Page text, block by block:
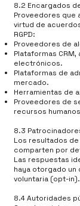
8.2 Encargados
Proveedores que
virtud de
RGPD:
Proveedores de
Plataformas
electrónicos.
Plataformas de
mercado.
Herramientas de
Proveedores de
recursos
8.3
Los resultados
comparten por
Las respuestas
haya otorgado
voluntaria (opt-in).
8.4 Autoridades